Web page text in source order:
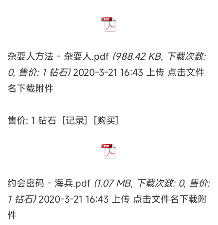
杂耍人方法 - 杂耍人.pdf (988.42 KB, 下载次数:
0, 售价: 1 钻石) 2020-3-21 16:43 上传 点击文件
名下载附件
售价: 1 钻石 [记录] [购买]
约会密码 - 海兵.pdf (1.07 MB, 下载次数: 0, 售价:
1 钻石) 2020-3-21 16:43 上传 点击文件名下载附
件